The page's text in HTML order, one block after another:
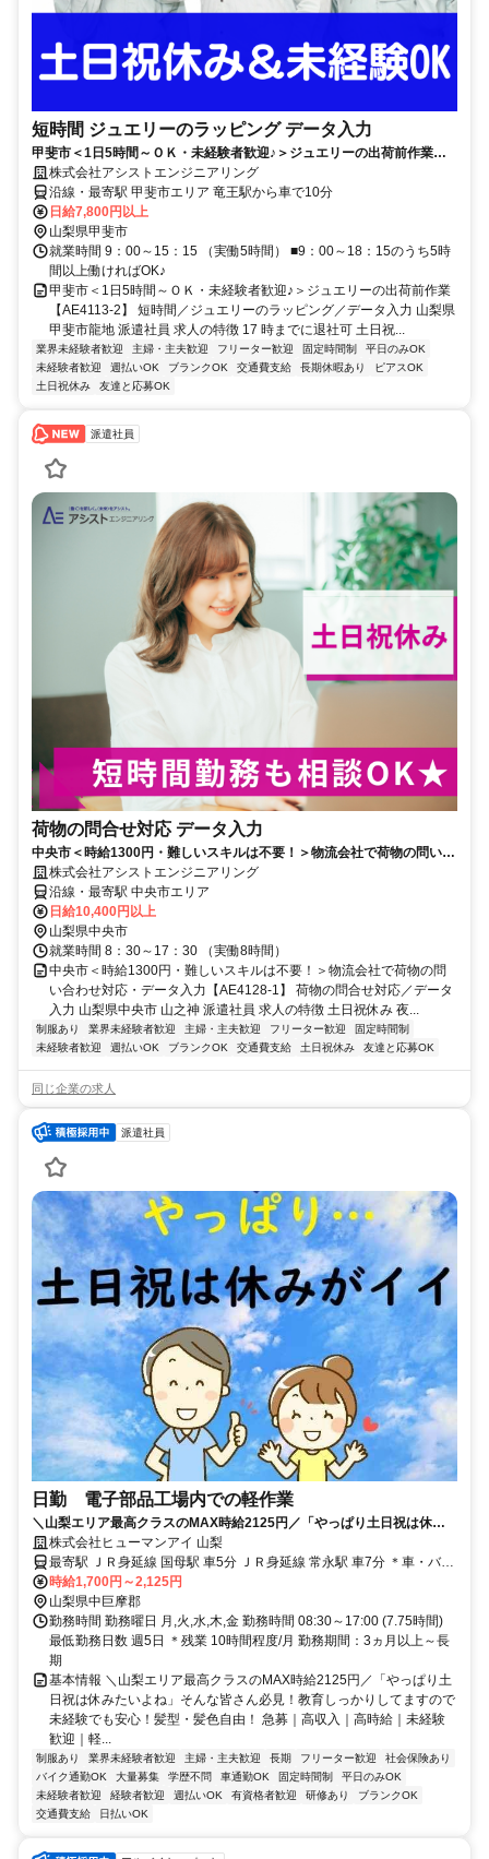
短時間 ジュエリーのラッピング データ入力
甲斐市＜1日5時間～ＯＫ・未経験者歓迎♪＞ジュエリーの出荷前作業
【AE4113-2】
株式会社アシストエンジニアリング
沿線・最寄駅 甲斐市エリア 竜王駅から車で10分
日給7,800円以上
山梨県甲斐市
就業時間 9：00～15：15 （実働5時間） ■9：00～18：15のうち5時
間以上働ければOK♪
甲斐市＜1日5時間～ＯＫ・未経験者歓迎♪＞ジュエリーの出荷前作業
【AE4113-2】 短時間／ジュエリーのラッピング／データ入力 山梨県
甲斐市龍地 派遣社員 求人の特徴 17 時までに退社可 土日祝...
業界未経験者歓迎 主婦・主夫歓迎 フリーター歓迎 固定時間制
平日のみOK
未経験者歓迎
週払いOK ブランクOK 交通費支給 長期休暇あり
ピアスOK
土日祝休み
友達と応募OK
派遣社員
荷物の問合せ対応 データ入力
中央市＜時給1300円・難しいスキルは不要！＞物流会社で荷物の問い合
わせ対応・データ入力【AE4128-1】
株式会社アシストエンジニアリング
沿線・最寄駅 中央市エリア
日給10,400円以上
山梨県中央市
就業時間 8：30～17：30 （実働8時間）
中央市＜時給1300円・難しいスキルは不要！＞物流会社で荷物の問
い合わせ対応・データ入力【AE4128-1】 荷物の問合せ対応／データ
入力 山梨県中央市 山之神 派遣社員 求人の特徴 土日祝休み 夜...
制服あり 業界未経験者歓迎 主婦・主夫歓迎 フリーター歓迎
固定時間制
未経験者歓迎
週払いOK ブランクOK 交通費支給 土日祝休み 友達と応募OK
同じ企業の求人
派遣社員
日勤 電子部品工場内での軽作業
＼山梨エリア最高クラスのMAX時給2125円／「やっぱり土日祝は休み
たいよね」そんな皆さん必見！教育しっかりしてますので未経験でも安
心！髪型・髪色自由！
株式会社ヒューマンアイ 山梨
最寄駅 ＪＲ身延線 国母駅 車5分 ＪＲ身延線 常永駅 車7分 ＊車・バイ
ク・自転車通勤大歓迎 ＊無料駐車場・無料駐輪場完備
時給1,700円～2,125円
山梨県中巨摩郡
勤務時間 勤務曜日 月,火,水,木,金 勤務時間 08:30～17:00 (7.75時間)
最低勤務日数 週5日 ＊残業 10時間程度/月 勤務期間：3ヵ月以上～長
期
基本情報 ＼山梨エリア最高クラスのMAX時給2125円／「やっぱり土
日祝は休みたいよね」そんな皆さん必見！教育しっかりしてますので
未経験でも安心！髪型・髪色自由！ 急募｜高収入｜高時給｜未経験
歓迎｜軽...
制服あり 業界未経験者歓迎 主婦・主夫歓迎 長期 フリーター歓迎
社会保険あり
バイク通勤OK
大量募集 学歴不問 車通勤OK 固定時間制
平日のみOK
未経験者歓迎
経験者歓迎 週払いOK 有資格者歓迎 研修あり
ブランクOK
交通費支給
日払いOK